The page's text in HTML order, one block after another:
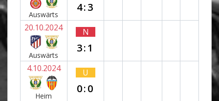
Auswärts
4:3
20.10.2024
Auswärts
N
3:1
4.10.2024
Heim
U
0:0